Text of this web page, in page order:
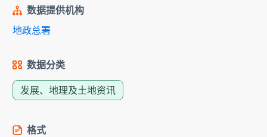
数据提供机构
地政总署
数据分类
发展、地理及土地资讯
格式